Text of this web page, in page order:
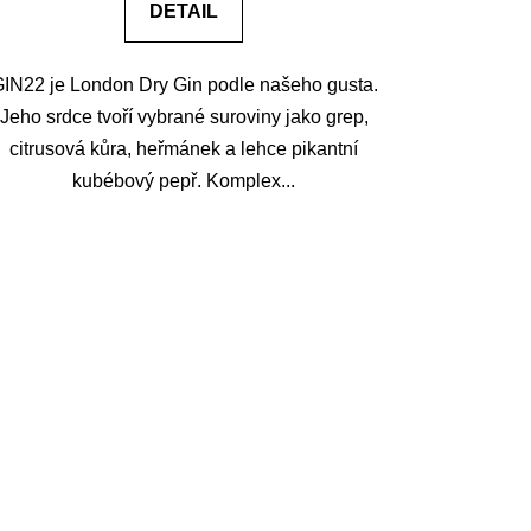
DETAIL
je London Dry Gin podle našeho gusta.
Jeho srdce tvoří vybrané suroviny jako grep,
citrusová kůra, heřmánek a lehce pikantní
kubébový pepř. Komplex...